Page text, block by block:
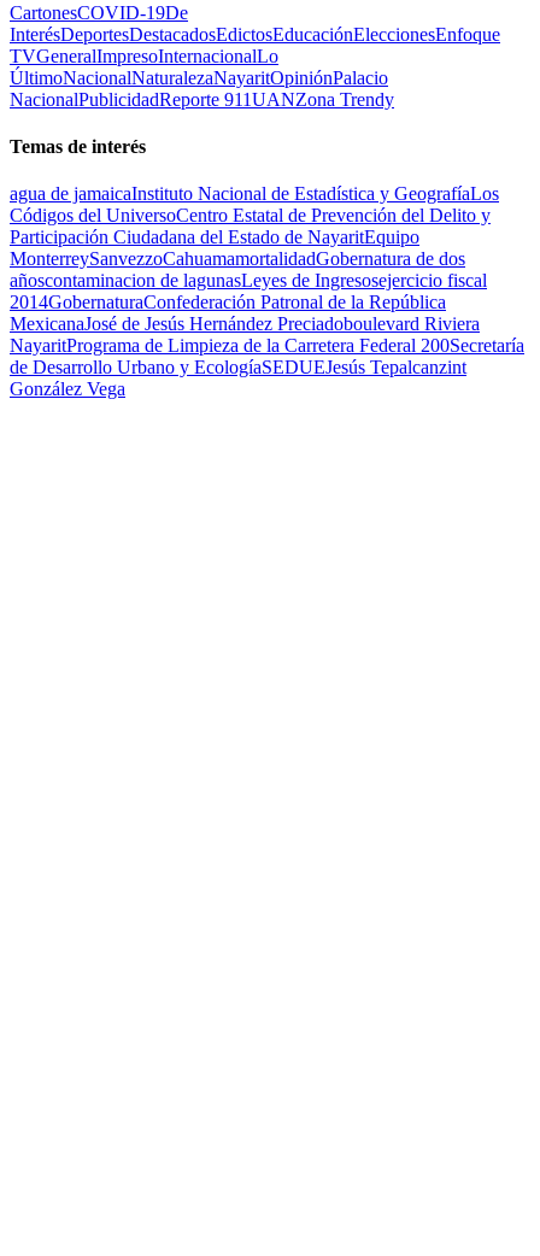
CartonesCOVID-19De
InterésDeportesDestacadosEdictosEducaciónEleccionesEnfoque
TVGeneralImpresoInternacionalLo
ÚltimoNacionalNaturalezaNayaritOpiniónPalacio
NacionalPublicidadReporte 911UANZona Trendy
Temas de interés
agua de jamaicaInstituto Nacional de Estadística y GeografíaLos
Códigos del UniversoCentro Estatal de Prevención del Delito y
Participación Ciudadana del Estado de NayaritEquipo
MonterreySanvezzoCahuamamortalidadGobernatura de dos
añoscontaminacion de lagunasLeyes de Ingresosejercicio fiscal
2014GobernaturaConfederación Patronal de la República
MexicanaJosé de Jesús Hernández Preciadoboulevard Riviera
NayaritPrograma de Limpieza de la Carretera Federal 200Secretaría
de Desarrollo Urbano y EcologíaSEDUEJesús Tepalcanzint
González Vega